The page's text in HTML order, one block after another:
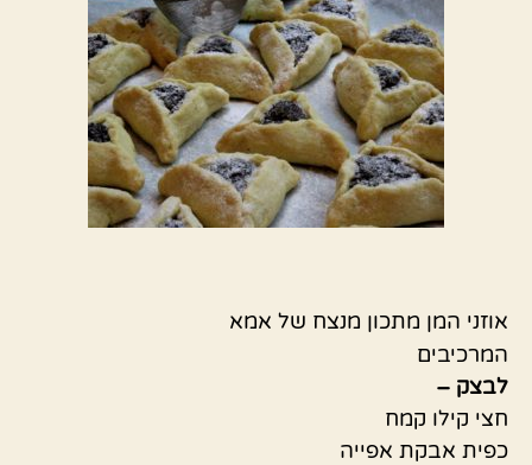
אוזני המן מתכון מנצח של אמא
המרכיבים
לבצק –
חצי קילו קמח
כפית אבקת אפייה